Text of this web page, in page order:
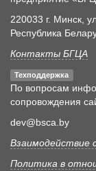
220033 г. Минск,
Республика
Контакты БГЦА
Техподдержка
По вопросам
сопровождения
dev@bsca.by
Взаимодействие
Политика в